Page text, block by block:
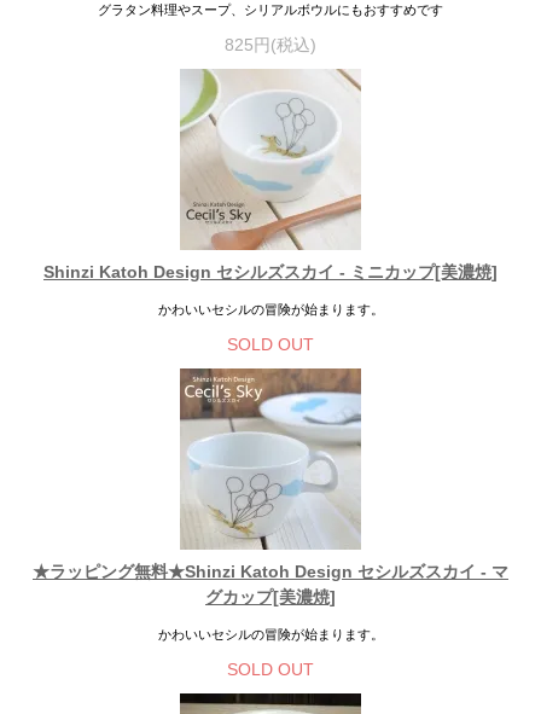
グラタン料理やスープ、シリアルボウルにもおすすめです
825円(税込)
Shinzi Katoh Design セシルズスカイ - ミニカップ[美濃焼]
かわいいセシルの冒険が始まります。
SOLD OUT
★ラッピング無料★Shinzi Katoh Design セシルズスカイ - マ
グカップ[美濃焼]
かわいいセシルの冒険が始まります。
SOLD OUT